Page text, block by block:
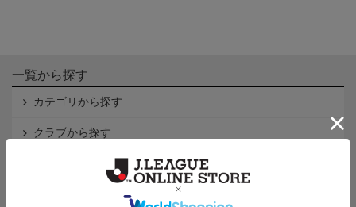
一覧から探す
カテゴリから探す
クラブから探す
Ｊ2
インフォメーション